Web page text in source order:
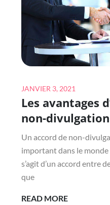
Posted
on
JANVIER 3, 2021
Les avantages
non-divulgation
Un accord de non-
important dans le
s’agit d’un accord entre
que
READ MORELES